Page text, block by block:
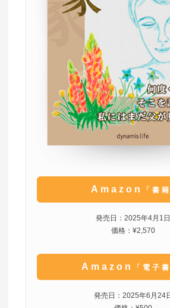
Amazon 「書
発売日：2025年4月1日
価格：¥2,570
Amazon 「電子
発売日：2025年6月24